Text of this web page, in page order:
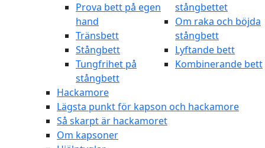
Prova bett på egen
hand
Tränsbett
Stångbett
Tungfrihet på
stångbett
stångbettet
Om raka och böjda
stångbett
Lyftande bett
Kombinerande bett
Hackamore
Lägsta punkt för kapson och hackamore
Så skarpt är hackamoret
Om kapsoner